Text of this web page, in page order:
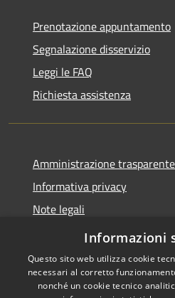
Prenotazione appuntamento
Segnalazione disservizio
Leggi le FAQ
Richiesta assistenza
Amministrazione trasparente
Informativa privacy
Note legali
Dichiarazione di accessibilità
Informazioni
Questo sito web utilizza cookie
necessari al corretto
nonché un cookie tecnico